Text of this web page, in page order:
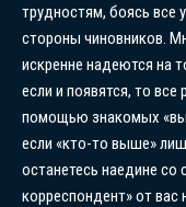
трудностям, боясь все
стороны чиновников.
искренне надеются на
если и появятся, то
помощью знакомых
если «кто-то выше»
останетесь наедине
корреспондент» от вас